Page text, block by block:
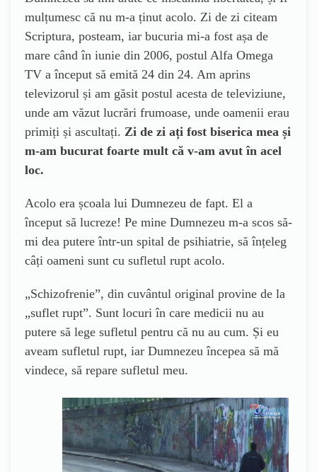
mulțumesc că nu m-a ținut acolo. Zi de zi citeam
Scriptura, posteam, iar bucuria mi-a fost așa de
mare când în iunie din 2006, postul Alfa Omega
TV a început să emită 24 din 24. Am aprins
televizorul și am găsit postul acesta de televiziune,
unde am văzut lucrări frumoase, unde oamenii erau
primiți și ascultați. Zi de zi ați fost biserica mea și
m-am bucurat foarte mult că v-am avut în acel
loc.
Acolo era școala lui Dumnezeu de fapt. El a
început să lucreze! Pe mine Dumnezeu m-a scos să-
mi dea putere într-un spital de psihiatrie, să înțeleg
câți oameni sunt cu sufletul rupt acolo.
„Schizofrenie”, din cuvântul original provine de la
„suflet rupt”. Sunt locuri în care medicii nu au
putere să lege sufletul pentru că nu au cum. Și eu
aveam sufletul rupt, iar Dumnezeu începea să mă
vindece, să repare sufletul meu.